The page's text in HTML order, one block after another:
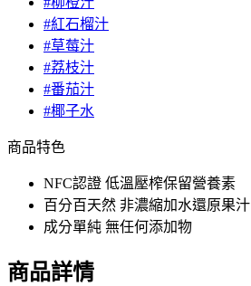
#紅石榴汁
#草莓汁
#荔枝汁
#番茄汁
#椰子水
商品特色
NFC認證 低溫壓榨保留營養素
百分百天然 非濃縮加水還原果汁
成分單純 無任何添加物
商品詳情